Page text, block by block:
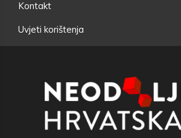
Kontakt
Uvjeti korištenja